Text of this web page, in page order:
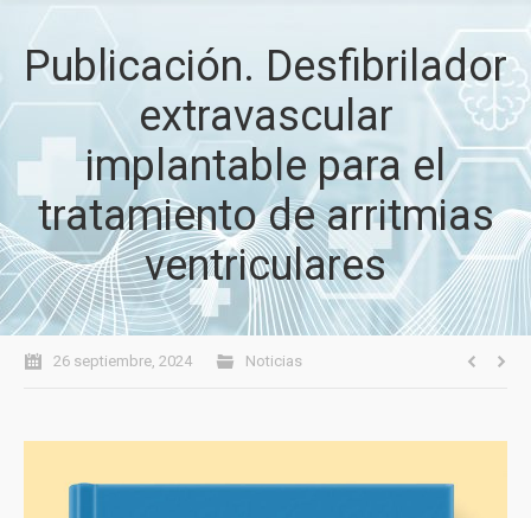
Publicación. Desfibrilador
extravascular
implantable para el
tratamiento de arritmias
ventriculares
26 septiembre, 2024 Noticias